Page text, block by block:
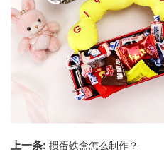
上一条: 掼蛋铁盒怎么制作？